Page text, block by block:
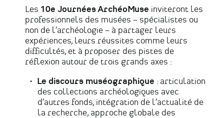
Les 10e Journées ArchéoMuse inviteront les
professionnels des musées – spécialistes ou
non de l’archéologie – à partager leurs
expériences, leurs réussites comme leurs
difficultés, et à proposer des pistes de
réflexion autour de trois grands axes :
Le discours muséographique : articulation
des collections archéologiques avec
d’autres fonds, intégration de l’actualité de
la recherche, approche globale des